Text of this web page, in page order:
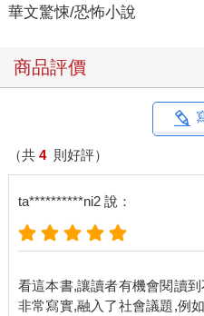
華文驚悚/恐怖小說
商品評價
（共 4 則好評）
ta**********ni2 說：
看這本書,讓讀者有機會閱讀
非常寫實,融入了社會議題,例